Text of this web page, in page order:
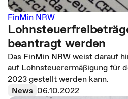
FinMin NRW
beantragt werden
Das FinMin NRW weist darauf
auf Lohnsteuerermäßigung für
2023 gestellt werden kann.
News 06.10.2022